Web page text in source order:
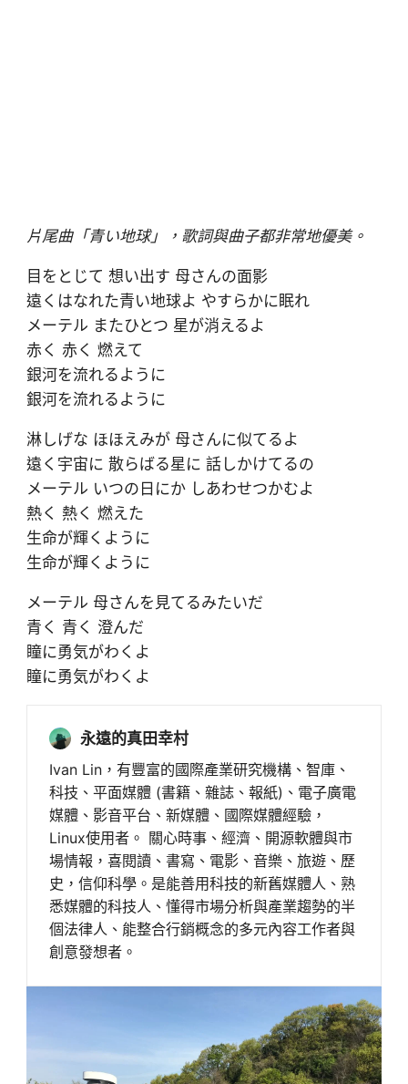
片尾曲「青い地球」，歌詞與曲子都非常地優美。
目をとじて 想い出す 母さんの面影
遠くはなれた青い地球よ やすらかに眠れ
メーテル またひとつ 星が消えるよ
赤く 赤く 燃えて
銀河を流れるように
銀河を流れるように
淋しげな ほほえみが 母さんに似てるよ
遠く宇宙に 散らばる星に 話しかけてるの
メーテル いつの日にか しあわせつかむよ
熱く 熱く 燃えた
生命が輝くように
生命が輝くように
メーテル 母さんを見てるみたいだ
青く 青く 澄んだ
瞳に勇気がわくよ
瞳に勇気がわくよ
永遠的真田幸村
Ivan Lin，有豐富的國際產業研究機構、智庫、
科技、平面媒體 (書籍、雜誌、報紙)、電子廣電
媒體、影音平台、新媒體、國際媒體經驗，
Linux使用者。 關心時事、經濟、開源軟體與市
場情報，喜閱讀、書寫、電影、音樂、旅遊、歷
史，信仰科學。是能善用科技的新舊媒體人、熟
悉媒體的科技人、懂得市場分析與產業趨勢的半
個法律人、能整合行銷概念的多元內容工作者與
創意發想者。